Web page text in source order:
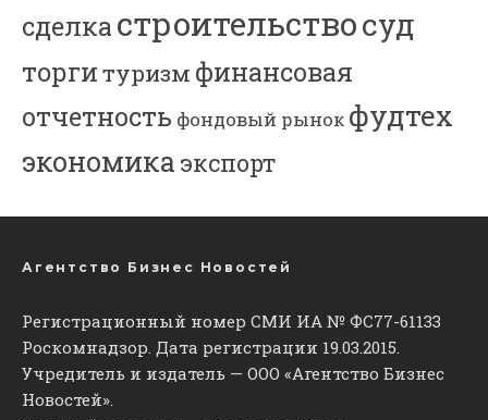
сделкастроительствосуд
торгитуризм финансовая
отчетность фондовый рынок фудтех
экономика экспорт
Агентство Бизнес Новостей
Регистрационный номер СМИ ИА № ФС77-61133
Роскомнадзор. Дата регистрации 19.03.2015.
Учредитель и издатель — ООО «Агентство Бизнес
Новостей».